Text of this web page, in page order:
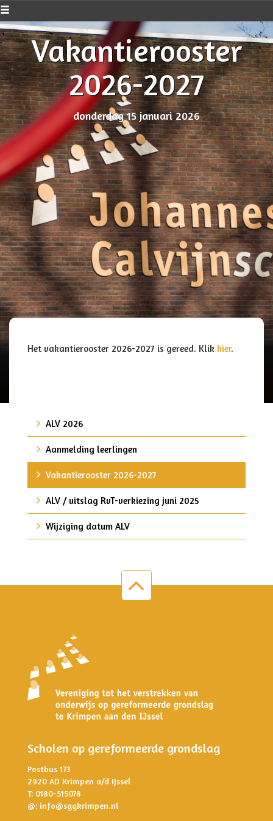
Vakantierooster
2026-2027
donderdag 15 januari 2026
Het vakantierooster 2026-2027 is gereed. Klik hier.
ALV 2026
Aanmelding leerlingen
Vakantierooster 2026-2027
ALV / uitslag RvT-verkiezing juni 2025
Wijziging datum ALV
Scholen op gereformeerde grondslag
Postbus 173
2920 AD Krimpen a/d IJssel
T: 0180-515078
@: info@sggkrimpen.nl